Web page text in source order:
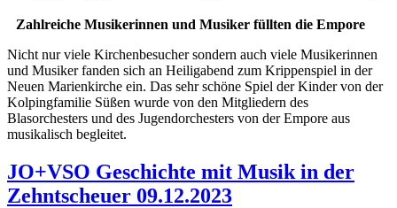
Zahlreiche Musikerinnen und Musiker füllten die Empore
Nicht nur viele Kirchenbesucher sondern auch viele Musikerinnen
und Musiker fanden sich an Heiligabend zum Krippenspiel in der
Neuen Marienkirche ein. Das sehr schöne Spiel der Kinder von der
Kolpingfamilie Süßen wurde von den Mitgliedern des
Blasorchesters und des Jugendorchesters von der Empore aus
musikalisch begleitet.
JO+VSO Geschichte mit Musik in der
Zehntscheuer 09.12.2023